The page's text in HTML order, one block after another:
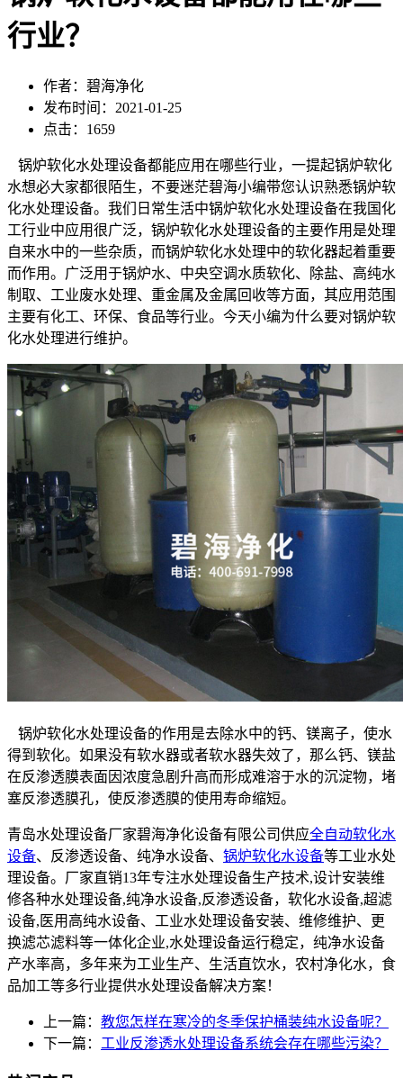
行业？
作者：碧海净化
发布时间：2021-01-25
点击：1659
锅炉软化水处理设备都能应用在哪些行业，一提起锅炉软化
水想必大家都很陌生，不要迷茫碧海小编带您认识熟悉锅炉软
化水处理设备。我们日常生活中锅炉软化水处理设备在我国化
工行业中应用很广泛，锅炉软化水处理设备的主要作用是处理
自来水中的一些杂质，而锅炉软化水处理中的软化器起着重要
而作用。广泛用于锅炉水、中央空调水质软化、除盐、高纯水
制取、工业废水处理、重金属及金属回收等方面，其应用范围
主要有化工、环保、食品等行业。今天小编为什么要对锅炉软
化水处理进行维护。
锅炉软化水处理设备的作用是去除水中的钙、镁离子，使水
得到软化。如果没有软水器或者软水器失效了，那么钙、镁盐
在反渗透膜表面因浓度急剧升高而形成难溶于水的沉淀物，堵
塞反渗透膜孔，使反渗透膜的使用寿命缩短。
青岛水处理设备厂家碧海净化设备有限公司供应全自动软化水
设备、反渗透设备、纯净水设备、 锅炉软化水设备等工业水处
理设备。厂家直销13年专注水处理设备生产技术,设计安装维
修各种水处理设备,纯净水设备,反渗透设备，软化水设备,超滤
设备,医用高纯水设备、工业水处理设备安装、维修维护、更
换滤芯滤料等一体化企业,水处理设备运行稳定，纯净水设备
产水率高，多年来为工业生产、生活直饮水，农村净化水，食
品加工等多行业提供水处理设备解决方案！
上一篇： 教您怎样在寒冷的冬季保护桶装纯水设备呢？
下一篇： 工业反渗透水处理设备系统会存在哪些污染？